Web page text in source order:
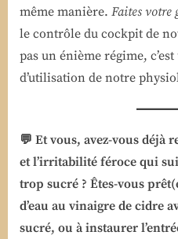
même manière. Faites votre
le contrôle du cockpit de
pas un énième régime,
d’utilisation de notre
💬 Et vous, avez-vous déjà
et l’irritabilité féroce qui
trop sucré ? Êtes-vous
d’eau au vinaigre de cidre
sucré, ou à instaurer